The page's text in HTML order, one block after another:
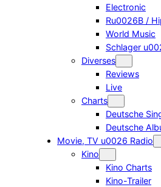
Electronic
Ru0026B /
World Music
Schlager
Diverses
Reviews
Live
Charts
Deutsche
Deutsche
Movie, TV u0026 Radio
Kino
Kino Charts
Kino-Trailer